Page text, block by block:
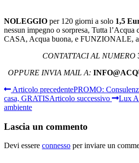
NOLEGGIO per 120 giorni a solo 1,5
nessun impegno o sorpresa, Tutta
CASA, Acqua buona, e FUNZIONALE,
CONTATTACI AL NUMERO
OPPURE INVIA MAIL A:
Articolo precedentePROMO:
casa, GRATISArticolo successivo
Lux
ambiente
Lascia un commento
Devi essere connesso per inviare un